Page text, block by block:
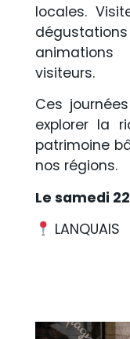
locales.
visiteurs.
Ces
explorer la
patrimoine
nos régions.
Le samedi
LANQUAIS